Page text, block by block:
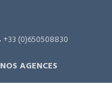
+33 (0)650508830
NOS AGENCES